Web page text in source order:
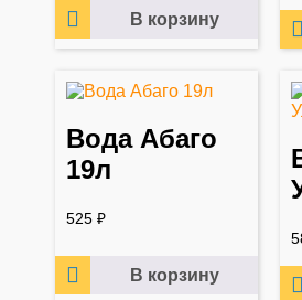
В корзину
Вода Aбаго
19л
525 ₽
В корзину